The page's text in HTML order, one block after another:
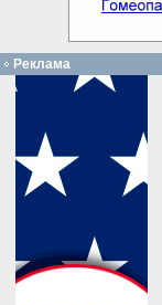
Реклама